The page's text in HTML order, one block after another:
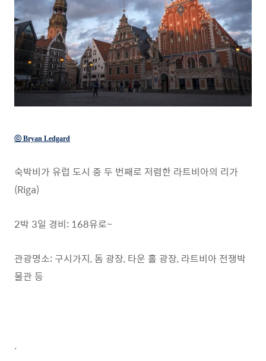
ⓒ Bryan Ledgard
숙박비가 유럽 도시 중 두 번째로 저렴한 라트비아의 리가
(Riga)
2박 3일 경비: 168유로~
관광명소: 구시가지, 돔 광장, 타운 홀 광장, 라트비아 전쟁박
물관 등
.